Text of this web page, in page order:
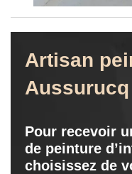
Artisan
Aussurucq
Pour recevoir
de peinture
choisissez de